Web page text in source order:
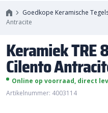
Goedkope Keramische
Antracite
Keramiek TRE
Cilento
Online op voorraad, direct
Artikelnummer: 4003114